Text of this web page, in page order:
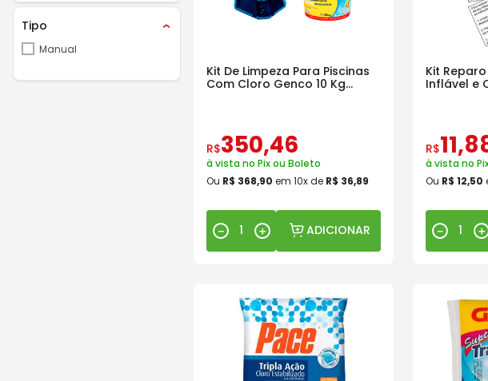
Tipo
Manual
Kit De Limpeza Para Piscinas
Com Cloro Genco 10 Kg
R$350,46
à vista no Pix ou Boleto
Ou R$ 368,90 em 10x de R$ 36,89
＋
－ ADICIONAR
Kit
Inflável e
R$11,
à vista no
Ou R$ 12,50
＋
－